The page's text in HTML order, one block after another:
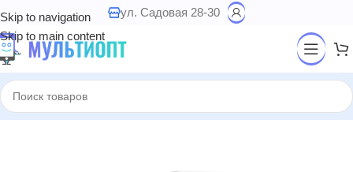
Skip to navigation
Skip to main content
ул. Садовая 28-30